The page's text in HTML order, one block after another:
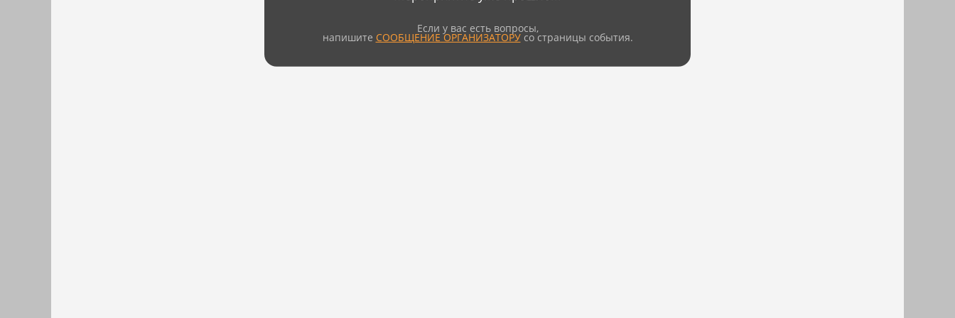
Если у вас есть вопросы,
напишите СООБЩЕНИЕ ОРГАНИЗАТОРУсо страницы события.